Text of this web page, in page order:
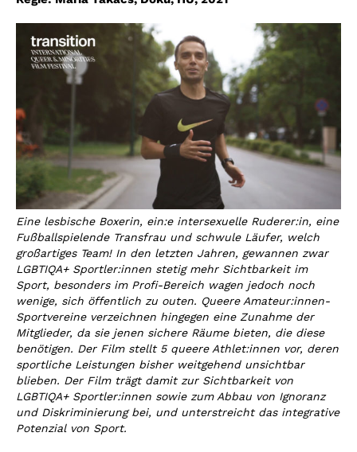
Eine lesbische Boxerin, ein:e intersexuelle Ruderer:in, eine
Fußballspielende Transfrau und schwule Läufer, welch
großartiges Team! In den letzten Jahren, gewannen zwar
LGBTIQA+ Sportler:innen stetig mehr Sichtbarkeit im
Sport, besonders im Profi-Bereich wagen jedoch noch
wenige, sich öffentlich zu outen. Queere Amateur:innen-
Sportvereine verzeichnen hingegen eine Zunahme der
Mitglieder, da sie jenen sichere Räume bieten, die diese
benötigen. Der Film stellt 5 queere Athlet:innen vor, deren
sportliche Leistungen bisher weitgehend unsichtbar
blieben. Der Film trägt damit zur Sichtbarkeit von
LGBTIQA+ Sportler:innen sowie zum Abbau von Ignoranz
und Diskriminierung bei, und unterstreicht das integrative
Potenzial von Sport.